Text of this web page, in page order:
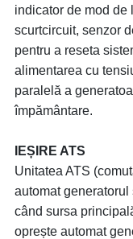
indicator de mod de
scurtcircuit, senzor
pentru a reseta
alimentarea cu
paralelă a
împământare.
IEȘIRE ATS
Unitatea ATS
automat
când sursa
oprește automat